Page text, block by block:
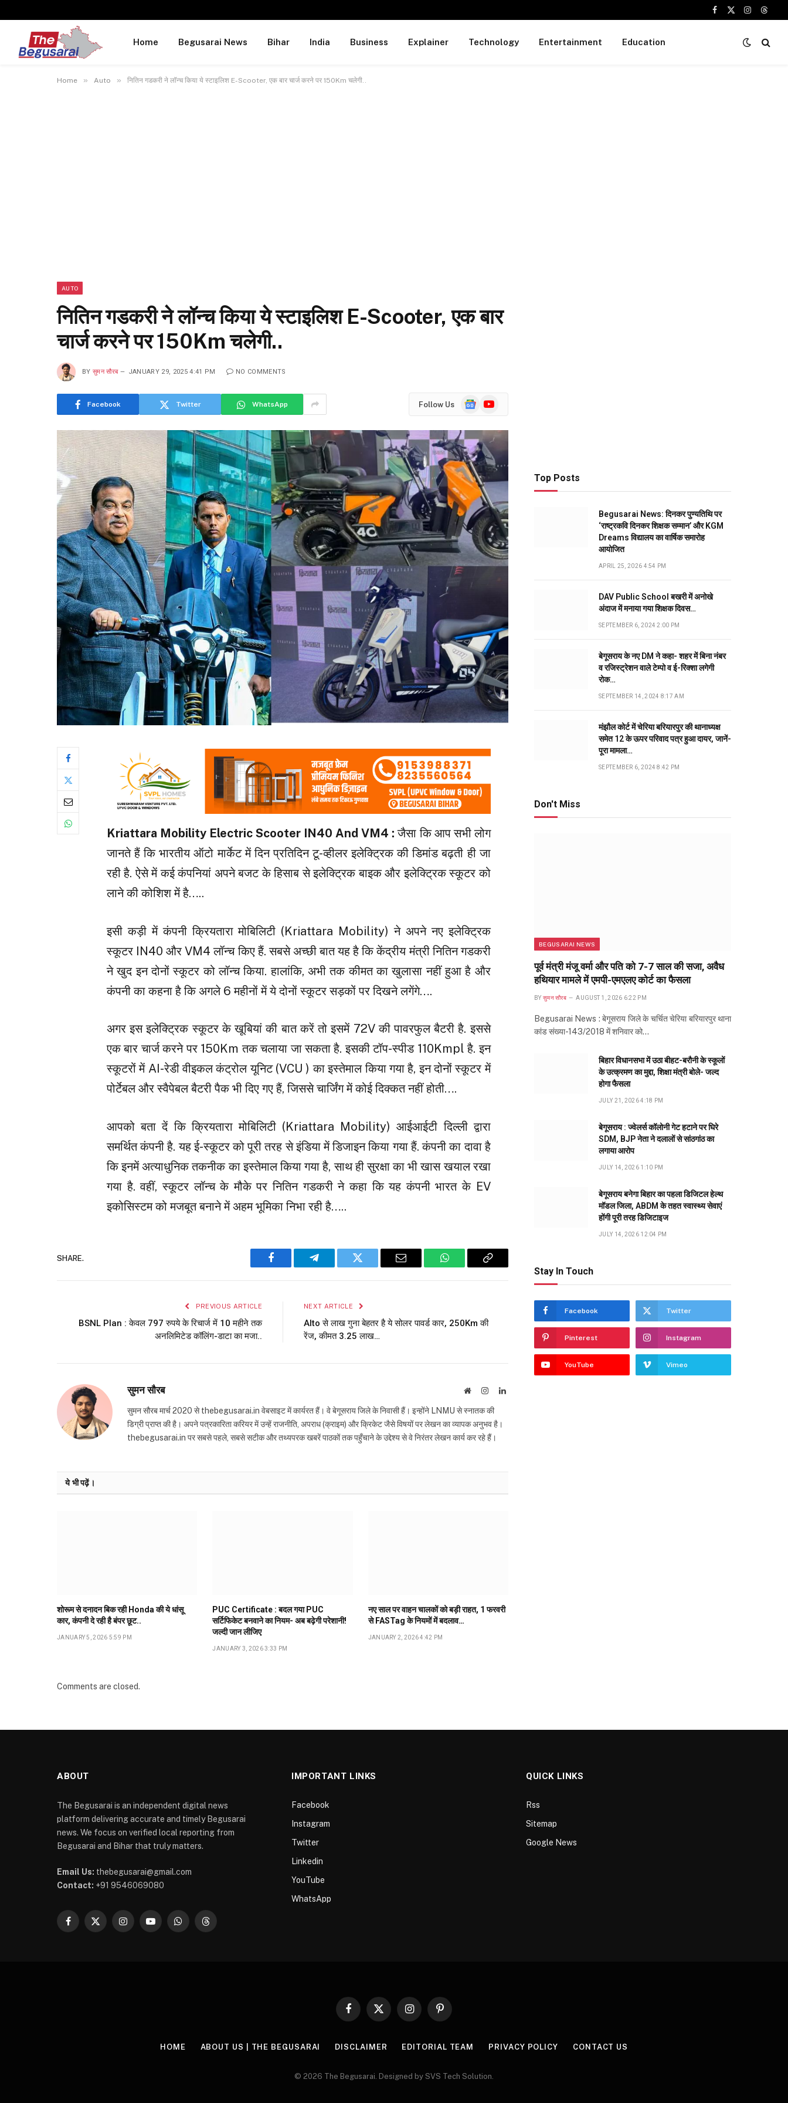
Facebook
X
Instagram
Home Begusarai News Bihar India Business Explainer Technology Entertainment Education
Home » Auto » नितिन गडकरी ने लॉन्च किया ये स्टाइलिश E-Scooter, एक बार चार्ज करने पर 150Km चलेगी..
AUTO
नितिन गडकरी ने लॉन्च किया ये स्टाइलिश E-Scooter, एक बार
चार्ज करने पर 150Km चलेगी..
BY सुमन सौरब JANUARY 29, 2025 4:41 PM NO COMMENTS
Facebook Twitter WhatsApp Follow Us
GoogleYouTube
Kriattara Mobility Electric Scooter IN40 And VM4 :जैसा कि आप सभी लोग
जानते हैं कि भारतीय ऑटो मार्केट में दिन प्रतिदिन टू-व्हीलर इलेक्ट्रिक की डिमांड बढ़ती ही जा
रही है. ऐसे में कई कंपनियां अपने बजट के हिसाब से इलेक्ट्रिक बाइक और इलेक्ट्रिक स्कूटर को
लाने की कोशिश में है…..
इसी कड़ी में कंपनी क्रियतारा मोबिलिटी (Kriattara Mobility) ने अपने नए इलेक्ट्रिक
स्कूटर IN40 और VM4 लॉन्च किए हैं. सबसे अच्छी बात यह है कि केंद्रीय मंत्री नितिन गडकरी
ने खुद इन दोनों स्कूटर को लॉन्च किया. हालांकि, अभी तक कीमत का खुलासा नहीं हुआ है और
कंपनी का कहना है कि अगले 6 महीनों में ये दोनों स्कूटर सड़कों पर दिखने लगेंगे….
अगर इस इलेक्ट्रिक स्कूटर के खूबियां की बात करें तो इसमें 72V की पावरफुल बैटरी है. इससे
एक बार चार्ज करने पर 150Km तक चलाया जा सकता है. इसकी टॉप-स्पीड 110Kmpl है. इन
स्कूटरों में AI-रेडी वीइकल कंट्रोल यूनिट (VCU ) का इस्तेमाल किया गया है, इन दोनों स्कूटर में
पोर्टेबल और स्वैपेबल बैटरी पैक भी दिए गए हैं, जिससे चार्जिंग में कोई दिक्कत नहीं होती….
आपको बता दें कि क्रियतारा मोबिलिटी (Kriattara Mobility) आईआईटी दिल्ली द्वारा
समर्थित कंपनी है. यह ई-स्कूटर को पूरी तरह से इंडिया में डिजाइन किया गया हैं. कंपनी का दावा है
कि इनमें अत्याधुनिक तकनीक का इस्तेमाल किया गया है, साथ ही सुरक्षा का भी खास खयाल रखा
गया है. वहीं, स्कूटर लॉन्च के मौके पर नितिन गडकरी ने कहा कि यह कंपनी भारत के EV
इकोसिस्टम को मजबूत बनाने में अहम भूमिका निभा रही है…..
SHARE.
Facebook Telegram Twitter Email WhatsAppCopy
PREVIOUS ARTICLE
BSNL Plan : केवल 797 रुपये के रिचार्ज में 10 महीने तक
अनलिमिटेड कॉलिंग-डाटा का मजा..
NEXT ARTICLE
Alto से लाख गुना बेहतर है ये सोलर पावर्ड कार, 250Km की
रेंज, कीमत 3.25 लाख…
सुमन सौरब WebsiteInstagramLinkedIn
सुमन सौरब मार्च 2020 से thebegusarai.in वेबसाइट में कार्यरत हैं। वे बेगूसराय जिले के निवासी हैं। इन्होंने LNMU से स्नातक की
डिग्री प्राप्त की है। अपने पत्रकारिता करियर में उन्हें राजनीति, अपराध (क्राइम) और क्रिकेट जैसे विषयों पर लेखन का व्यापक अनुभव है।
thebegusarai.in पर सबसे पहले, सबसे सटीक और तथ्यपरक खबरें पाठकों तक पहुँचाने के उद्देश्य से वे निरंतर लेखन कार्य कर रहे हैं।
ये भी पढ़ें।
शोरूम से दनादन बिक रही Honda की ये धांसू
कार, कंपनी दे रही है बंपर छूट..
JANUARY 5, 2026 5:59 PM
PUC Certificate : बदल गया PUC
सर्टिफिकेट बनवाने का नियम- अब बढ़ेगी परेशानी!
जल्दी जान लीजिए
JANUARY 3, 2026 3:33 PM
नए साल पर वाहन चालकों को बड़ी राहत, 1 फरवरी
से FASTag के नियमों में बदलाव…
JANUARY 2, 2026 4:42 PM
Comments are closed.
Top Posts
Begusarai News: दिनकर पुण्यतिथि पर
‘राष्ट्रकवि दिनकर शिक्षक सम्मान’ और KGM
Dreams विद्यालय का वार्षिक समारोह
आयोजित
APRIL 25, 2026 4:54 PM
DAV Public School बखरी में अनोखे
अंदाज में मनाया गया शिक्षक दिवस…
SEPTEMBER 6, 2024 2:00 PM
बेगूसराय के नए DM ने कहा- शहर में बिना नंबर
व रजिस्ट्रेशन वाले टेम्पो व ई-रिक्शा लगेगी
रोक…
SEPTEMBER 14, 2024 8:17 AM
मंझौल कोर्ट में चेरिया बरियारपुर की थानाध्यक्ष
समेत 12 के ऊपर परिवाद पत्र हुआ दायर, जानें-
पूरा मामला…
SEPTEMBER 6, 2024 8:42 PM
Don't Miss
BEGUSARAI NEWS
पूर्व मंत्री मंजू वर्मा और पति को 7-7 साल की सजा, अवैध
हथियार मामले में एमपी-एमएलए कोर्ट का फैसला
BY सुमन सौरब AUGUST 1, 2026 6:22 PM
Begusarai News : बेगूसराय जिले के चर्चित चेरिया बरियारपुर थाना
कांड संख्या-143/2018 में शनिवार को…
बिहार विधानसभा में उठा बीहट-बरौनी के स्कूलों
के उत्क्रमण का मुद्दा, शिक्षा मंत्री बोले- जल्द
होगा फैसला
JULY 21, 2026 4:18 PM
बेगूसराय : ज्वेलर्स कॉलोनी गेट हटाने पर घिरे
SDM, BJP नेता ने दलालों से सांठगांठ का
लगाया आरोप
JULY 14, 2026 1:10 PM
बेगूसराय बनेगा बिहार का पहला डिजिटल हेल्थ
मॉडल जिला, ABDM के तहत स्वास्थ्य सेवाएं
होंगी पूरी तरह डिजिटाइज
JULY 14, 2026 12:04 PM
Stay In Touch
Facebook Twitter
Pinterest Instagram
YouTube Vimeo
ABOUT
The Begusarai is an independent digital news
platform delivering accurate and timely Begusarai
news. We focus on verified local reporting from
Begusarai and Bihar that truly matters.
Email Us: thebegusarai@gmail.com
Contact: +91 9546069080
Facebook
X
InstagramYouTubeWhatsAppThreads
IMPORTANT LINKS
Facebook
Instagram
Twitter
Linkedin
YouTube
WhatsApp
QUICK LINKS
Rss
Sitemap
Google News
Facebook
X
InstagramPinterest
HOME ABOUT US | THE BEGUSARAI DISCLAIMER EDITORIAL TEAM PRIVACY POLICY CONTACT US
© 2026 The Begusarai. Designed by SVS Tech Solution.